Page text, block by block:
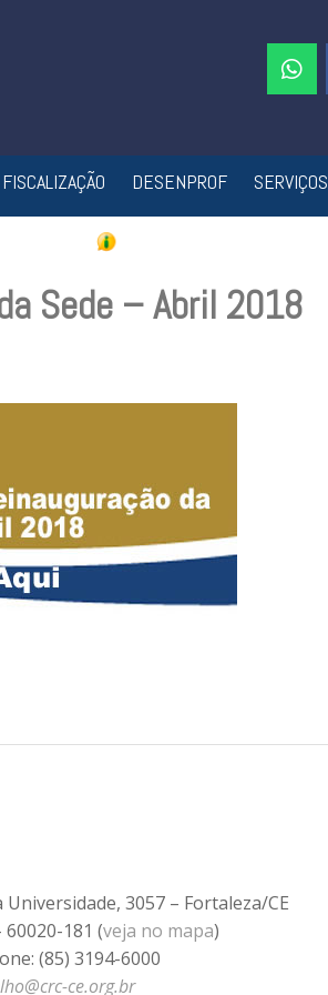
FISCALIZAÇÃO DESENPROF SERVIÇOS
Sede – Abril 2018
Universidade, 3057 – Fortaleza/CE
60020-181 (veja no mapa)
(85) 3194-6000
ce.org.br